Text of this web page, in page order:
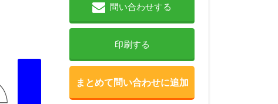
問い合わせする
印刷する
まとめて問い合わせに追加